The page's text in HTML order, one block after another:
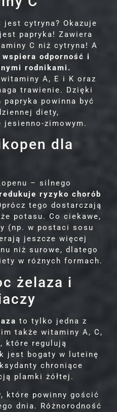
jest cytryna? Okazuje
papryka! Zawiera
C niż cytryna! A
wspiera odporność i
rodnikami.
A, E i K oraz
trawienie. Dzięki
powinna być
diety,
zimowym.
dla
– silnego
ryzyko chorób
tego dostarczają
potasu. Co ciekawe,
(np. w postaci sosu
jeszcze więcej
niż surowe, dlatego
w różnych formach.
żelaza i
to tylko jedna z
także witaminy A, C,
które regulują
jest bogaty w luteinę
chroniące
plamki żółtej.
które powinny gościć
dnia. Różnorodność